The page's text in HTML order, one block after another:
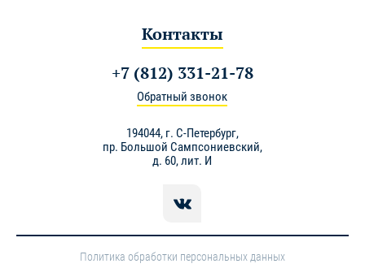
Контакты
+7 (812) 331-21-78
Обратный звонок
194044, г. С-Петербург,
пр. Большой Сампсониевский,
д. 60, лит. И
Политика обработки персональных данных